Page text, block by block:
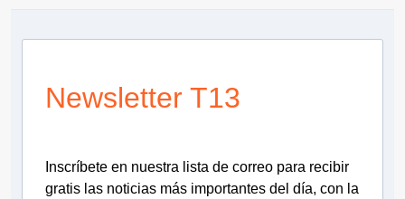
Newsletter T13
Inscríbete en nuestra lista de correo para recibir
gratis las noticias más importantes del día, con la